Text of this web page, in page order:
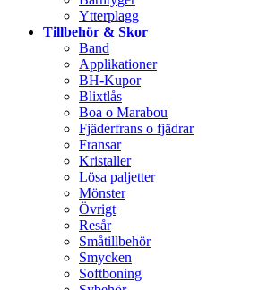
Ytterplagg
Tillbehör & Skor
Band
Applikationer
BH-Kupor
Blixtlås
Boa o Marabou
Fjäderfrans o fjädrar
Fransar
Kristaller
Lösa paljetter
Mönster
Övrigt
Resår
Småtillbehör
Smycken
Softboning